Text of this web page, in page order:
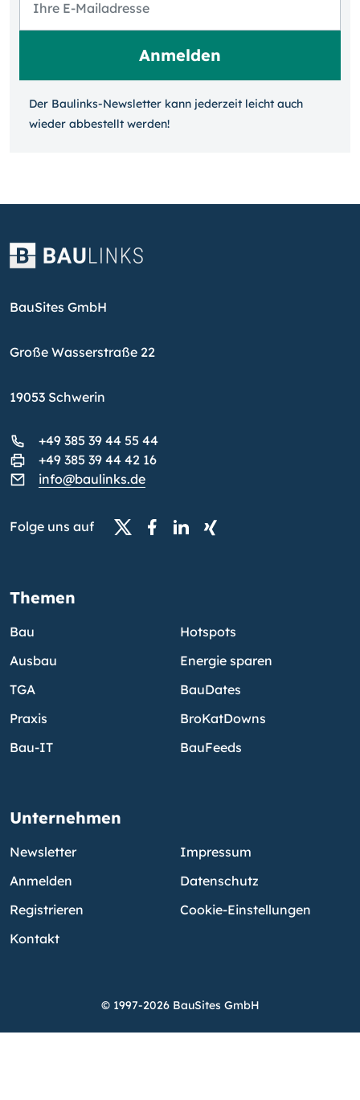
Der Baulinks-Newsletter kann jeder­zeit leicht auch
wieder ab­bestellt werden!
BauSites GmbH
Große Wasserstraße 22
19053 Schwerin
+49 385 39 44 55 44
+49 385 39 44 42 16
info@baulinks.de
Folge uns auf
Themen
Bau
Ausbau
TGA
Praxis
Bau-IT
Hotspots
Energie sparen
BauDates
BroKatDowns
BauFeeds
Unternehmen
Newsletter
Anmelden
Registrieren
Kontakt
Impressum
Datenschutz
Cookie-Einstellungen
© 1997-2026 BauSites GmbH